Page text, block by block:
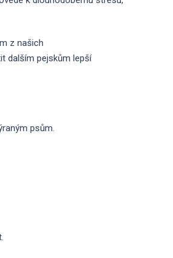
z našich
dalším pejskům lepší
psům.